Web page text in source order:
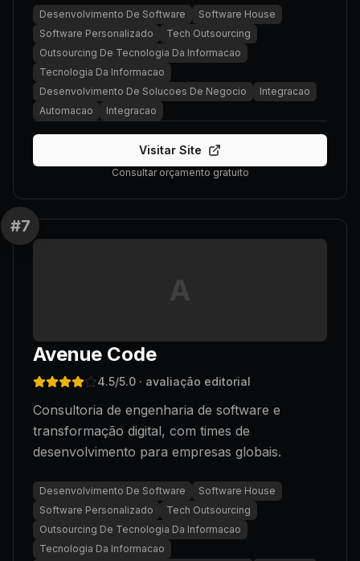
Desenvolvimento De Software
Software House
Software Personalizado
Tech Outsourcing
Outsourcing De Tecnologia Da Informacao
Tecnologia Da Informacao
Desenvolvimento De Solucoes De Negocio
Integracao
Automacao
Integracao
Visitar Site
Consultar orçamento gratuito
#7
A
Avenue Code
4.5/5.0 · avaliação editorial
Consultoria de engenharia de software e
transformação digital, com times de
desenvolvimento para empresas globais.
Desenvolvimento De Software
Software House
Software Personalizado
Tech Outsourcing
Outsourcing De Tecnologia Da Informacao
Tecnologia Da Informacao